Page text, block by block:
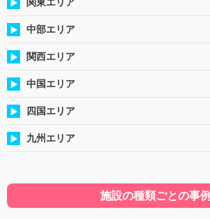
中部エリア
関西エリア
中国エリア
四国エリア
九州エリア
施設の種類ごとの事例